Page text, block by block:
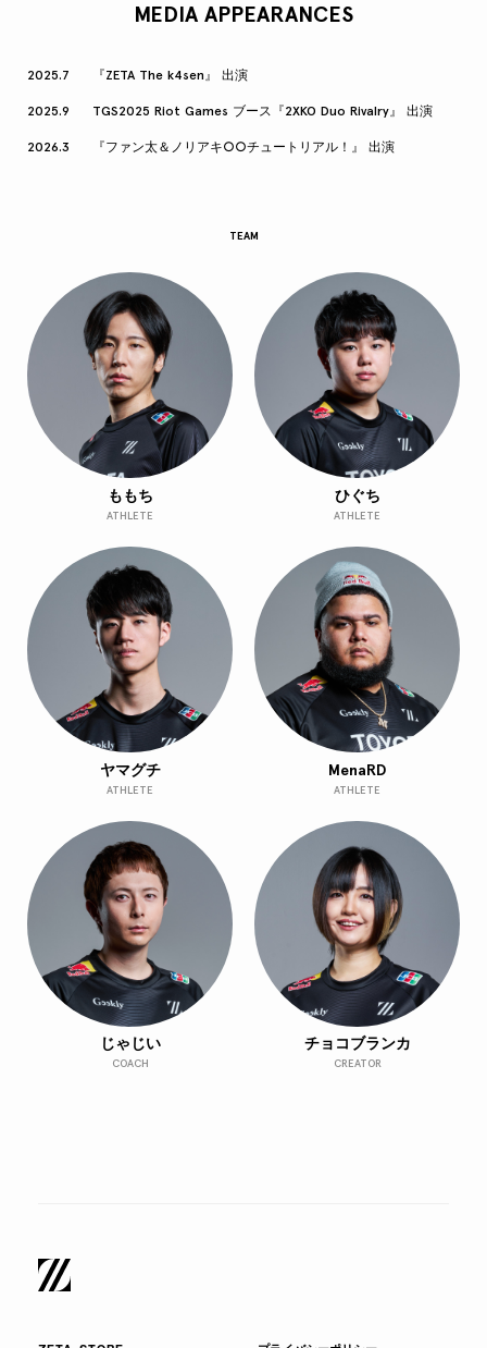
MEDIA APPEARANCES
2025.7 『ZETA The k4sen』 出演
2025.9 TGS2025 Riot Games ブース『2XKO Duo Rivalry』 出演
2026.3 『ファン太＆ノリアキ○○チュートリアル！』 出演
TEAM
ももち
ATHLETE
ひぐち
ATHLETE
ヤマグチ
ATHLETE
MenaRD
ATHLETE
じゃじい
COACH
チョコブランカ
CREATOR